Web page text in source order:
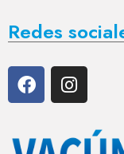
Redes